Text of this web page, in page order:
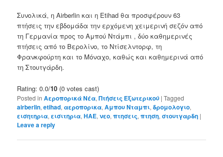
Συνολικά, η Airberlin και η Etihad θα προσφέρουν63
πτήσεις την εβδομάδα την ερχόμενη χειμερινή σεζόν από
τη Γερμανία προς το Αμπού Ντάμπι ,δύο καθημερινές
πτήσεις από το Βερολίνο, το Ντίσελντορφ, τη
Φρανκφούρτη και το Μόναχο,καθώς και καθημερινά από
τη Στουτγάρδη.
Rating: 0.0/10 (0 votes cast)
Posted in Αεροπορικά Νέα,Πτήσεις Εξωτερικού |Tagged
airberlin,etihad,αεροπορικα,Αμπου Νταμπι,δρομολογιο,
εισητηρια,εισιτηρια,ΗΑΕ,νεο,πτησεις,πτηση,στουτγαρδη |
Leave a reply